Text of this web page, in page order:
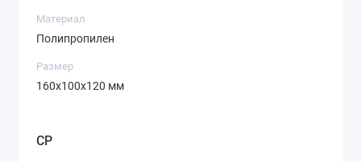
Материал
Полипропилен
Размер
160х100х120 мм
CP